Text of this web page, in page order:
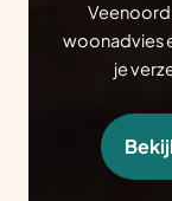
Veenoord
woonadvies
je